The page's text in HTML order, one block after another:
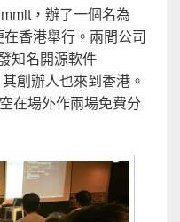
，辦了一個名為
香港舉行。兩間公司
知名開源軟件
創辦人也來到香港。
在場外作兩場免費分